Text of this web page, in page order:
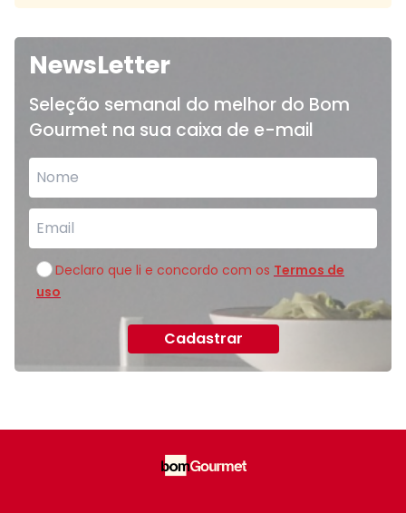
NewsLetter
Seleção semanal do melhor do Bom
Gourmet na sua caixa de e-mail
Declaro que li e concordo com os Termos de
uso
Cadastrar